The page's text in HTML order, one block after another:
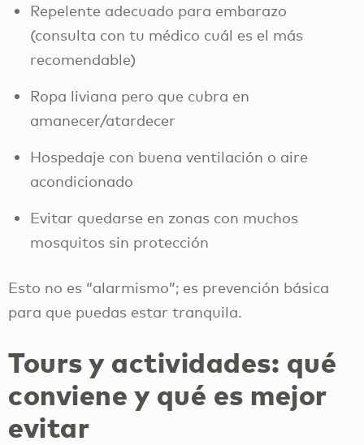
Repelente adecuado para embarazo
(consulta con tu médico cuál es el más
recomendable)
Ropa liviana pero que cubra en
amanecer/atardecer
Hospedaje con buena ventilación o aire
acondicionado
Evitar quedarse en zonas con muchos
mosquitos sin protección
Esto no es “alarmismo”; es prevención básica
para que puedas estar tranquila.
Tours y actividades: qué
conviene y qué es mejor
evitar